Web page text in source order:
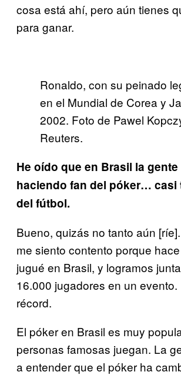
cosa está ahí, pero aún tienes
para ganar.
Ronaldo, con su peinado
en el Mundial de Corea y
2002. Foto de Pawel
Reuters.
He oído que en Brasil la
haciendo fan del póker… casi
del fútbol.
Bueno, quizás no tanto aún
me siento contento porque
jugué en Brasil, y logramos
16.000 jugadores en un evento.
récord.
El póker en Brasil es muy
personas famosas juegan. La
a entender que el póker ha